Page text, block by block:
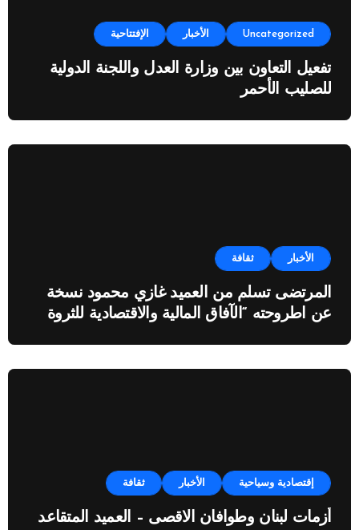
Uncategorized الأخبار الإفتتاحية
تفعيل التعاون بين وزارة العدل واللجنة الدولية
للصليب الأحمر
الأخبار ثقافة
المرتضى تسلم من العميد غازي محمود نسخة
عن اطروحته “الآفاق المالية والاقتصادية للثروة
إقتصادية وسياحية الأخبار ثقافة
أزمات لبنان وطوافان الاقصى – العميد المتقاعد